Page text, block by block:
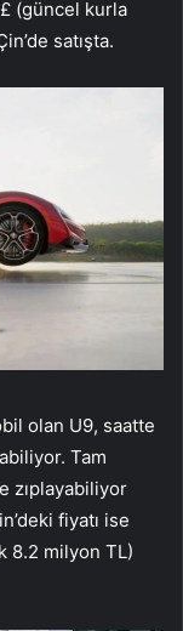
(güncel kurla
satışta.
olan U9, saatte
Tam
zıplayabiliyor
fiyatı ise
8.2 milyon TL)